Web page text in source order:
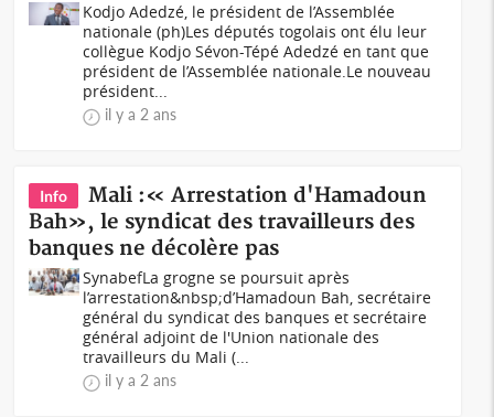
Kodjo Adedzé, le président de l’Assemblée
nationale (ph)Les députés togolais ont élu leur
collègue Kodjo Sévon-Tépé Adedzé en tant que
président de l’Assemblée nationale.Le nouveau
président...
il y a 2 ans
Info
Mali :« Arrestation d'Hamadoun
Bah», le syndicat des travailleurs des
banques ne décolère pas
SynabefLa grogne se poursuit après
l’arrestation&nbsp;d’Hamadoun Bah, secrétaire
général du syndicat des banques et secrétaire
général adjoint de l'Union nationale des
travailleurs du Mali (...
il y a 2 ans